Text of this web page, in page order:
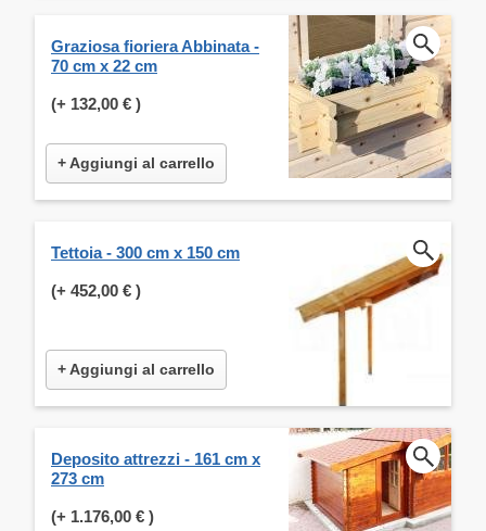
Graziosa fioriera Abbinata -
70 cm x 22 cm
(+ 132,00 € )
+ Aggiungi al carrello
Tettoia - 300 cm x 150 cm
(+ 452,00 € )
+ Aggiungi al carrello
Deposito attrezzi - 161 cm x
273 cm
(+ 1.176,00 € )